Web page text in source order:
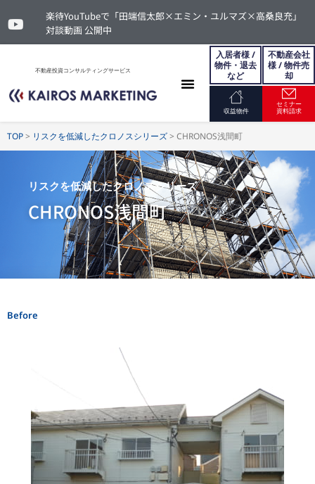
楽待YouTubeで「田端信太郎×エミン・ユルマズ×高桑良充」
対談動画 公開中
不動産投資コンサルティングサービス
入居者様 /
物件・退去
など
不動産会社
様 / 物件売
却
収益物件
セミナー
資料請求
TOP> リスクを低減したクロノスシリーズ> CHRONOS浅間町
リスクを低減したクロノスシリーズ
CHRONOS浅間町
Before